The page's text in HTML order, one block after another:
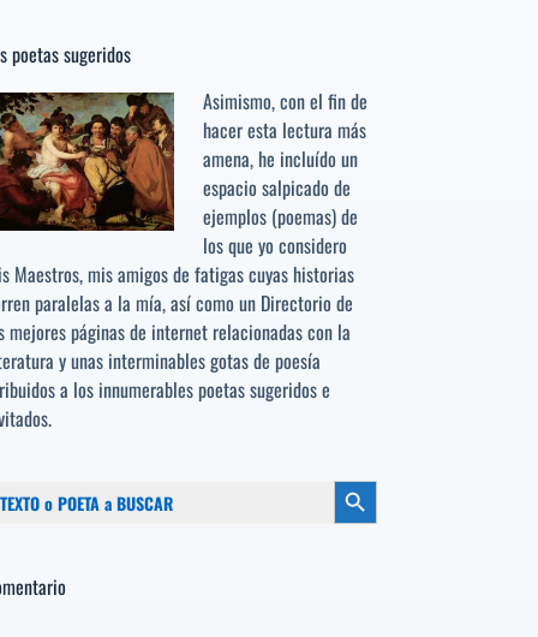
poetas sugeridos
Asimismo, con el fin de
hacer esta lectura más
amena, he incluído un
espacio salpicado de
ejemplos (poemas) de
los que yo considero
Maestros, mis amigos de fatigas cuyas historias
paralelas a la mía, así como un Directorio de
mejores páginas de internet relacionadas con la
y unas interminables gotas de poesía
a los innumerables poetas sugeridose
Botón de búsqueda